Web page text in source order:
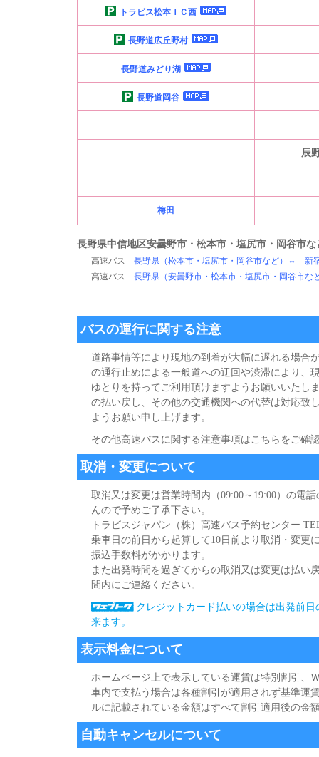
トラビス松本ＩＣ西
長野道広丘野村
長野道みどり湖
長野道岡谷
辰
梅田
長野県中信地区安曇野市・松本市・塩尻市・岡谷市な
高速バス 長野県（松本市・塩尻市・岡谷市など）⇔ 新
高速バス 長野県（安曇野市・松本市・塩尻市・岡谷市な
バスの運行に関する注意
道路事情等により現地の到着が大幅に遅れる場合
の通行止めによる一般道への迂回や渋滞により、
ゆとりを持ってご利用頂けますようお願いいたし
の払い戻し、その他の交通機関への代替は対応致
ようお願い申し上げます。
その他高速バスに関する注意事項はこちらを
取消・変更について
取消又は変更は営業時間内（09:00～19:00）の電
んので予めご了承下さい。
トラビスジャパン（株）高速バス予約センター
乗車日の前日から起算して10日前より取消・変更
振込手数料がかかります。
また出発時間を過ぎてからの取消又は変更は払い
間内にご連絡ください。
クレジットカード払いの場合は出発前
来ます。
表示料金について
ホームページ上で表示している運賃は特別割引、
車内で支払う場合は各種割引が適用されず基準運
ルに記載されている金額はすべて割引適用後の金
自動キャンセルについて